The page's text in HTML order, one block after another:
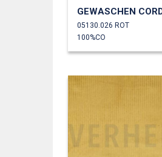
05130.026 ROT
100%CO